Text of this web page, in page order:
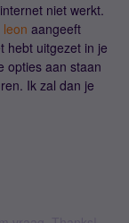
niet werkt.
aangeeft
hebt uitgezet in je
opties aan staan
Ik zal dan je